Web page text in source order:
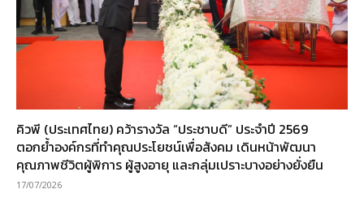
คิวพี (ประเทศไทย) คว้ารางวัล “ประชาบดี” ประจำปี 2569
ตอกย้ำองค์กรที่ทำคุณประโยชน์เพื่อสังคม เดินหน้าพัฒนา
คุณภาพชีวิตผู้พิการ ผู้สูงอายุ และกลุ่มเปราะบางอย่างยั่งยืน
17/07/2026